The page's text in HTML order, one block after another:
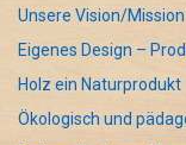
Unsere Vision/
Eigenes Design –
Holz ein Naturprodukt
Ökologisch und